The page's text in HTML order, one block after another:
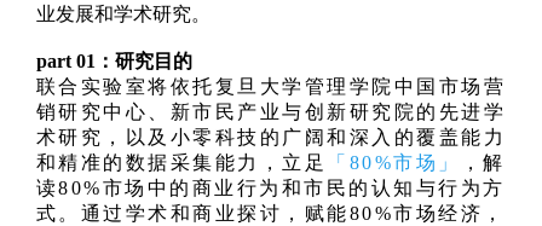
业发展和学术研究。
part 01： 研究目的
联合实验室将依托复旦大学管理学院中国市场营
销研究中心、新市民产业与创新研究院的先进学
术研究，以及小零科技的广阔和深入的覆盖能力
和精准的数据采集能力，立足
「80%市场」
，解
读80%市场中的商业行为和市民的认知与行为方
式。通过学术和商业探讨，赋能80%市场经济，